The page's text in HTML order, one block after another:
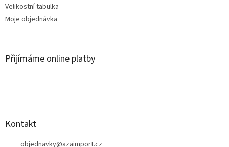
Velikostní tabulka
Moje objednávka
Přijímáme online platby
Kontakt
objednavky@azaimport.cz